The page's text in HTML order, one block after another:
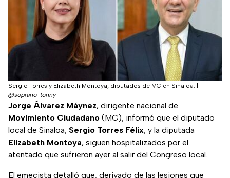
Sergio Torres y Elizabeth Montoya, diputados de MC en Sinaloa.
@soprano_tonny
Jorge Álvarez Máynez, dirigente nacional de
Movimiento Ciudadano (MC), informó que el diputado
local de Sinaloa, Sergio Torres Félix, y la diputada
Elizabeth Montoya, siguen hospitalizados por el
atentado que sufrieron ayer al salir del Congreso local.
El emecista detalló que, derivado de las lesiones que